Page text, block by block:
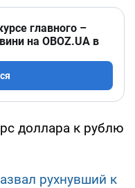
главного –
на OBOZ.UA в
доллара к рублю
рухнувший к